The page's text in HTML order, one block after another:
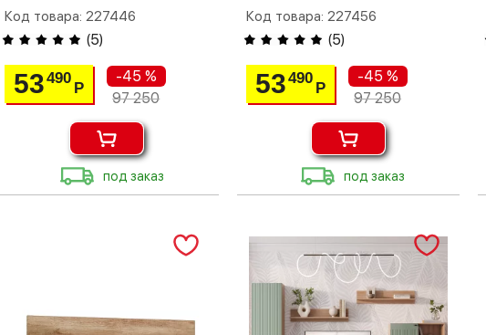
Код товара: 227446
(5)
53490
Р
-45 %
97 250
под заказ
Код товара: 227456
(5)
53490
Р
-45 %
97 250
под заказ